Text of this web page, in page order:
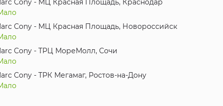
Cony - МЦ Красная Площадь, Краснодар
Cony - МЦ Красная Площадь, Новороссийск
Cony - ТРЦ МореМолл, Сочи
Cony - ТРК Мегамаг, Ростов-на-Дону